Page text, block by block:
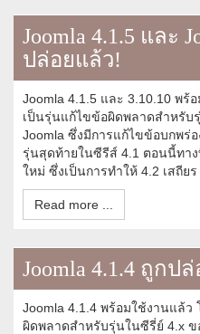
Joomla 4.1.5 และ
ปล่อยแล้ว!
Joomla 4.1.5 และ 3.10.10 พ
เป็นรุ่นแก้ไขข้อผิดพลาดสำหรับ
Joomla ซึ่งมีการแก้ไขข้อบกพร่
รุ่นสุดท้ายในซีรีส์ 4.1 ตอนนี้ทา
ใหม่ ซึ่งเป็นการทำให้ 4.2 เสถียร
Read more ...
Joomla 4.1.4 ถูกป
Joomla 4.1.4 พร้อมใช้งานแล้
ผิดพลาดสำหรับรุ่นในซีรี่ย์ 4.x ข